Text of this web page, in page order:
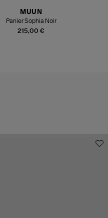
215,00 €
MUUN
Panier Sophia Noir